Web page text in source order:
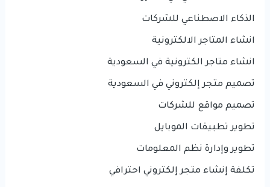
الذكاء الاصطناعي للشركات
انشاء المتاجر الالكترونية
انشاء متاجر الكترونية في السعودية
تصميم متجر إلكتروني في السعودية
تصميم مواقع للشركات
تطوير تطبيقات الموبايل
تطوير وإدارة نظم المعلومات
تكلفة إنشاء متجر إلكتروني احترافي